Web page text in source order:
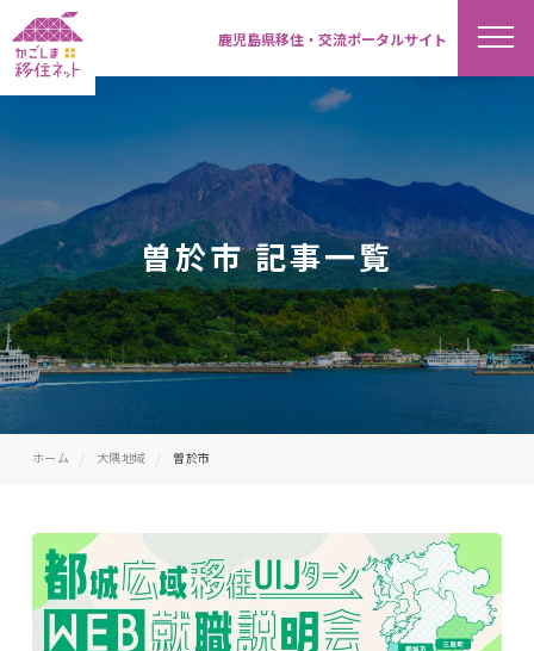
鹿児島県移住・交流ポータルサイト
曽於市 記事一覧
ホーム 大隅地域 曽於市